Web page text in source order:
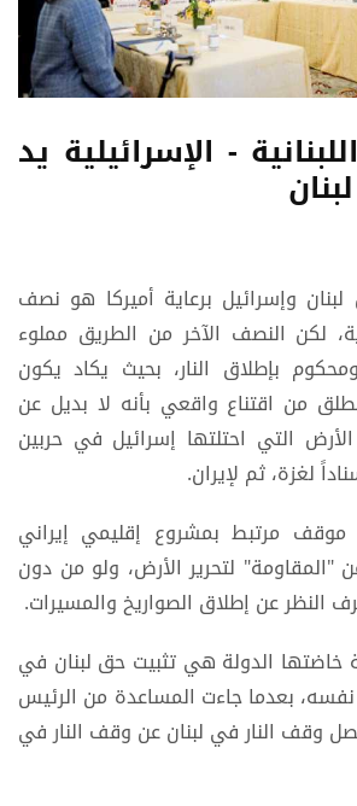
- الإسرائيلية يد
وإسرائيل برعاية أميركا هو نصف
لكن النصف الآخر من الطريق مملوء
بإطلاق النار، بحيث يكاد يكون
من اقتناع واقعي بأنه لا بديل عن
التي احتلتها إسرائيل في حربين
لغزة، ثم لإيران.
موقف مرتبط بمشروع إقلیمي إیراني
"المقاومة" لتحرير الأرض، ولو من دون
النظر عن إطلاق الصواريخ والمسيرات.
الدولة هي تثبيت حق لبنان في
بعدما جاءت المساعدة من الرئيس
وقف النار في لبنان عن وقف النار في